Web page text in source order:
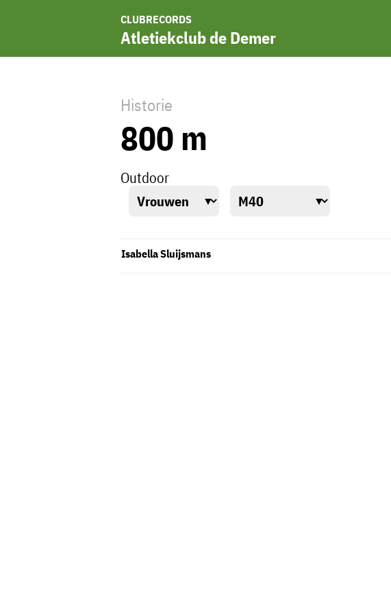
CLUBRECORDS
Atletiekclub de Demer
Historie
800 m
Outdoor
Isabella Sluijsmans